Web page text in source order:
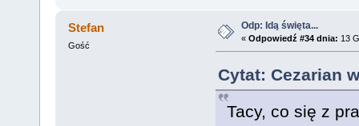
Stefan
Gość
Odp: Idą święta...
« Odpowiedź #34 dnia: 13
Cytat: Cezarian
Tacy, co się z